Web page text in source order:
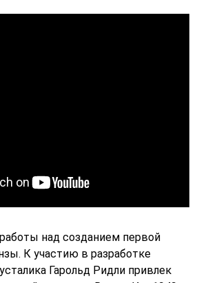
над созданием первой
К участию в разработке
Гарольд Ридли привлек